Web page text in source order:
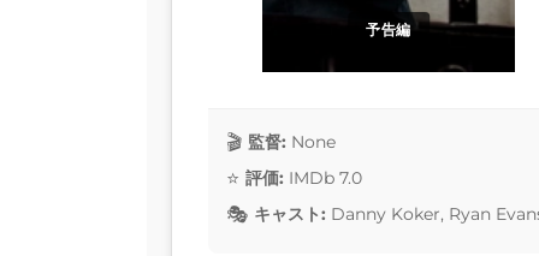
予告編
監督: None
評価: IMDb 7.0
キャスト: Danny Koker, Ryan